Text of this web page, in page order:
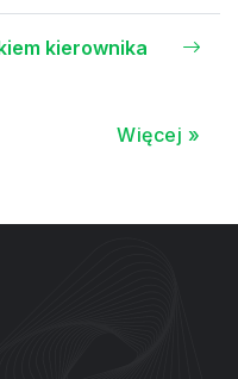
kierownika
Więcej »